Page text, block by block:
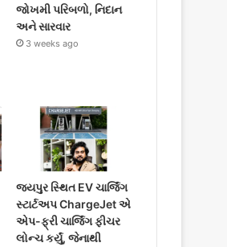
જોખમી પરિબળો, નિદાન
અને સારવાર
3 weeks ago
જયપુર સ્થિત EV ચાર્જિંગ
સ્ટાર્ટઅપ ChargeJet એ
એપ-ફ્રી ચાર્જિંગ ફીચર
લોન્ચ કર્યું, જેનાથી